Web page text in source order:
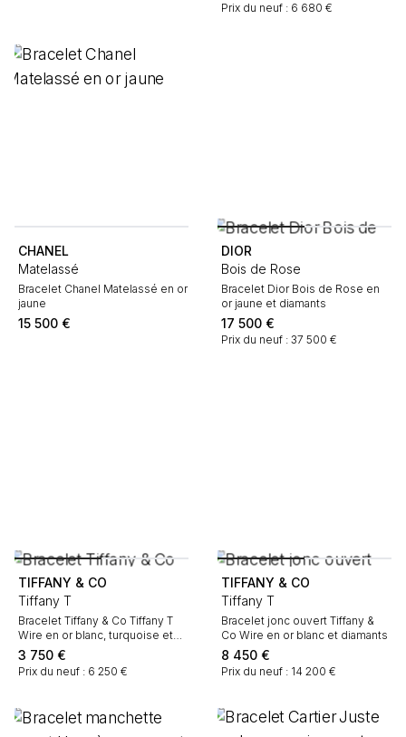
Prix du neuf : 6 680 €
CHANEL
Matelassé
Bracelet Chanel Matelassé en or
jaune
15 500 €
DIOR
Bois de Rose
Bracelet Dior Bois de Rose en
or jaune et diamants
17 500 €
Prix du neuf : 37 500 €
TIFFANY & CO
Tiffany T
Bracelet Tiffany & Co Tiffany T
Wire en or blanc, turquoise et
diamants
3 750 €
Prix du neuf : 6 250 €
TIFFANY & CO
Tiffany T
Bracelet jonc ouvert Tiffany &
Co Wire en or blanc et diamants
8 450 €
Prix du neuf : 14 200 €